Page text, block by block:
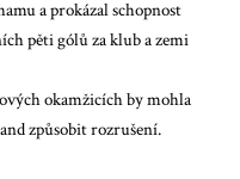
a prokázal schopnost
pěti gólů za klub a zemi
okamžicích by mohla
způsobit rozrušení.